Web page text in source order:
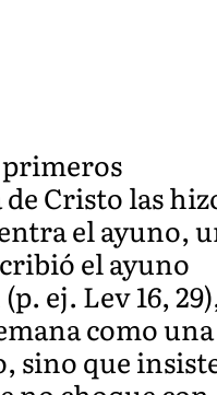
primeros
Cristo las
el ayuno,
el ayuno
ej. Lev 16,
como una
sino que